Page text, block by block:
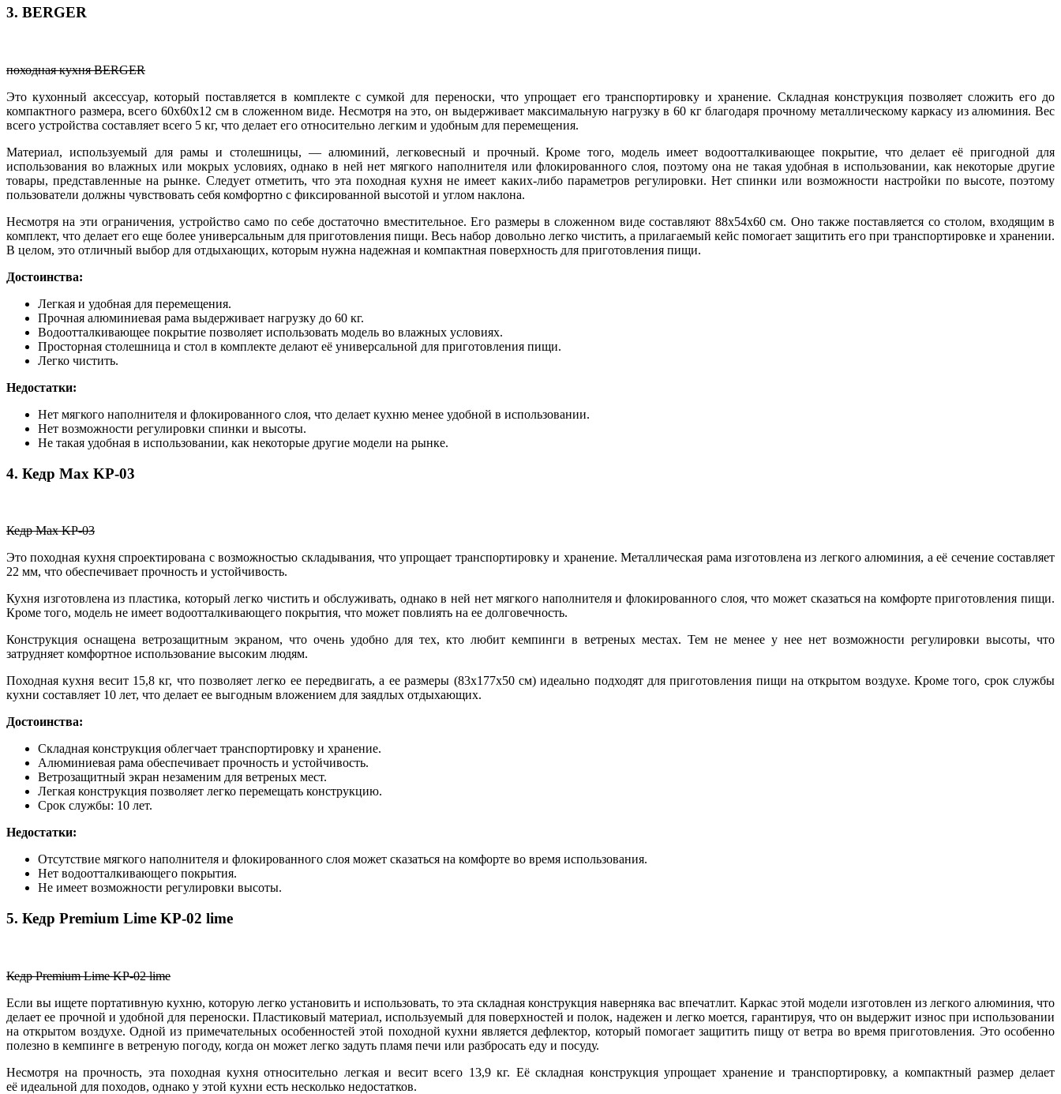
3. BERGER
походная кухня BERGER
Это кухонный аксессуар, который поставляется в комплекте с сумкой для переноски, что упрощает его транспортировку и хранение. Складная конструкция позволяет сложить его до
компактного размера, всего 60x60x12 см в сложенном виде. Несмотря на это, он выдерживает максимальную нагрузку в 60 кг благодаря прочному металлическому каркасу из алюминия. Вес
всего устройства составляет всего 5 кг, что делает его относительно легким и удобным для перемещения.
Материал, используемый для рамы и столешницы, — алюминий, легковесный и прочный. Кроме того, модель имеет водоотталкивающее покрытие, что делает её пригодной для
использования во влажных или мокрых условиях, однако в ней нет мягкого наполнителя или флокированного слоя, поэтому она не такая удобная в использовании, как некоторые другие
товары, представленные на рынке. Следует отметить, что эта походная кухня не имеет каких-либо параметров регулировки. Нет спинки или возможности настройки по высоте, поэтому
пользователи должны чувствовать себя комфортно с фиксированной высотой и углом наклона.
Несмотря на эти ограничения, устройство само по себе достаточно вместительное. Его размеры в сложенном виде составляют 88х54х60 см. Оно также поставляется со столом, входящим в
комплект, что делает его еще более универсальным для приготовления пищи. Весь набор довольно легко чистить, а прилагаемый кейс помогает защитить его при транспортировке и хранении.
В целом, это отличный выбор для отдыхающих, которым нужна надежная и компактная поверхность для приготовления пищи.
Достоинства:
Легкая и удобная для перемещения.
Прочная алюминиевая рама выдерживает нагрузку до 60 кг.
Водоотталкивающее покрытие позволяет использовать модель во влажных условиях.
Просторная столешница и стол в комплекте делают её универсальной для приготовления пищи.
Легко чистить.
Недостатки:
Нет мягкого наполнителя и флокированного слоя, что делает кухню менее удобной в использовании.
Нет возможности регулировки спинки и высоты.
Не такая удобная в использовании, как некоторые другие модели на рынке.
4. Кедр Max KP-03
Кедр Max KP-03
Это походная кухня спроектирована с возможностью складывания, что упрощает транспортировку и хранение. Металлическая рама изготовлена из легкого алюминия, а её сечение составляет
22 мм, что обеспечивает прочность и устойчивость.
Кухня изготовлена из пластика, который легко чистить и обслуживать, однако в ней нет мягкого наполнителя и флокированного слоя, что может сказаться на комфорте приготовления пищи.
Кроме того, модель не имеет водоотталкивающего покрытия, что может повлиять на ее долговечность.
Конструкция оснащена ветрозащитным экраном, что очень удобно для тех, кто любит кемпинги в ветреных местах. Тем не менее у нее нет возможности регулировки высоты, что
затрудняет комфортное использование высоким людям.
Походная кухня весит 15,8 кг, что позволяет легко ее передвигать, а ее размеры (83x177x50 см) идеально подходят для приготовления пищи на открытом воздухе. Кроме того, срок службы
кухни составляет 10 лет, что делает ее выгодным вложением для заядлых отдыхающих.
Достоинства:
Складная конструкция облегчает транспортировку и хранение.
Алюминиевая рама обеспечивает прочность и устойчивость.
Ветрозащитный экран незаменим для ветреных мест.
Легкая конструкция позволяет легко перемещать конструкцию.
Срок службы: 10 лет.
Недостатки:
Отсутствие мягкого наполнителя и флокированного слоя может сказаться на комфорте во время использования.
Нет водоотталкивающего покрытия.
Не имеет возможности регулировки высоты.
5. Кедр Premium Lime KP-02 lime
Кедр Premium Lime KP-02 lime
Если вы ищете портативную кухню, которую легко установить и использовать, то эта складная конструкция наверняка вас впечатлит. Каркас этой модели изготовлен из легкого алюминия, что
делает ее прочной и удобной для переноски. Пластиковый материал, используемый для поверхностей и полок, надежен и легко моется, гарантируя, что он выдержит износ при использовании
на открытом воздухе. Одной из примечательных особенностей этой походной кухни является дефлектор, который помогает защитить пищу от ветра во время приготовления. Это особенно
полезно в кемпинге в ветреную погоду, когда он может легко задуть пламя печи или разбросать еду и посуду.
Несмотря на прочность, эта походная кухня относительно легкая и весит всего 13,9 кг. Её складная конструкция упрощает хранение и транспортировку, а компактный размер делает
её идеальной для походов, однако у этой кухни есть несколько недостатков.